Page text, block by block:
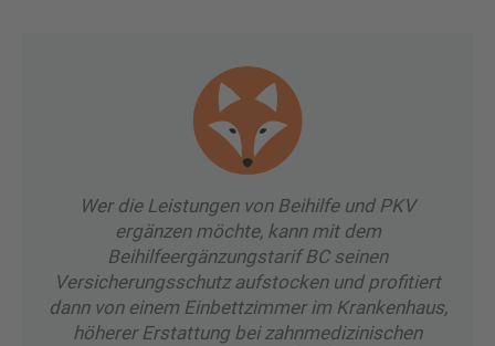
Wer die Leistungen von Beihilfe und PKV
ergänzen möchte, kann mit dem
Beihilfeergänzungstarif BC seinen
Versicherungsschutz aufstocken und profitiert
dann von einem Einbettzimmer im Krankenhaus,
höherer Erstattung bei zahnmedizinischen